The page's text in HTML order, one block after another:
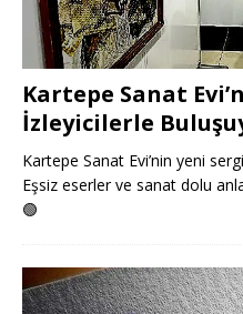
Kartepe Sanat
İzleyicilerle
Kartepe Sanat Evi’nin yeni
Eşsiz eserler ve sanat dolu
🟢